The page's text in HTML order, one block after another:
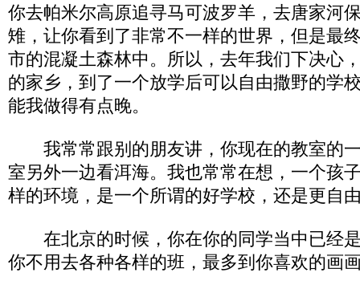
你去帕米尔高原追寻马可波罗羊，去唐家河
雉，让你看到了非常不一样的世界，但是最
市的混凝土森林中。所以，去年我们下决心
的家乡，到了一个放学后可以自由撒野的学
能我做得有点晚。
我常常跟别的朋友讲，你现在的教室的
室另外一边看洱海。我也常常在想，一个孩
样的环境，是一个所谓的好学校，还是更自
在北京的时候，你在你的同学当中已经
你不用去各种各样的班，最多到你喜欢的画